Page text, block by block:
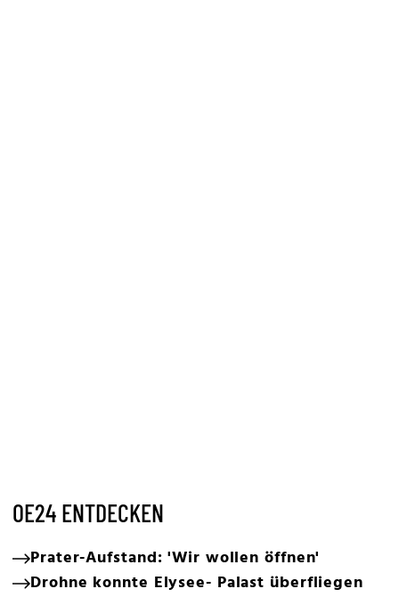
OE24 ENTDECKEN
Prater-Aufstand: 'Wir wollen öffnen'
Drohne konnte Elysee- Palast überfliegen